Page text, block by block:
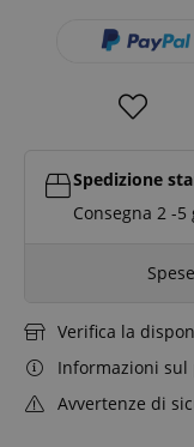
Spedizione
Consegna 2 -
Verifica la
Informazioni
Avvertenze di